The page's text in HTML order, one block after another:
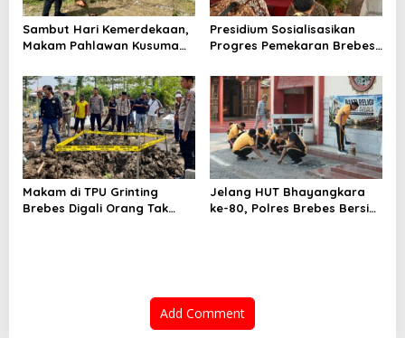
Sambut Hari Kemerdekaan,
Makam Pahlawan Kusuma
Dibersihkan
Presidium Sosialisasikan
Progres Pemekaran Brebes
Pansus DPRD Jateng Jadi
Tahap Berikutnya
Makam di TPU Grinting
Brebes Digali Orang Tak
Jelang HUT Bhayangkara
ke-80, Polres Brebes Bersih-
Add Comment